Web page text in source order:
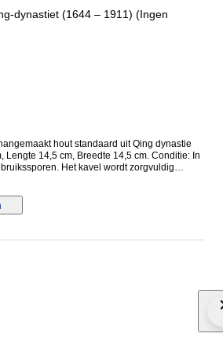
(1644 – 1911) (Ingen
hout standaard uit Qing dynastie
wordt zorgvuldig